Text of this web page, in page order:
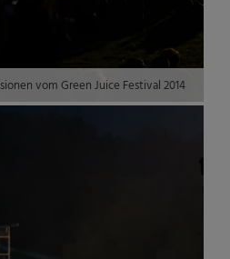
vom Green Juice Festival 2014